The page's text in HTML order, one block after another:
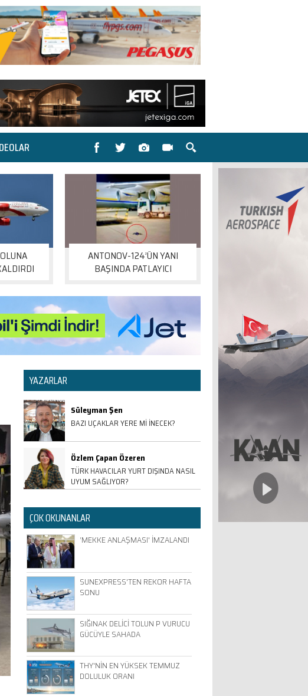
ANTONOV-124’ÜN YANI
BAŞINDA PATLAYICI
YAZARLAR
Süleyman Şen
BAZI UÇAKLAR YERE Mİ İNECEK?
Özlem Çapan Özeren
TÜRK HAVACILAR YURT DIŞINDA NASIL
UYUM SAĞLIYOR?
ÇOK OKUNANLAR
‘MEKKE ANLAŞMASI' İMZALANDI
SUNEXPRESS'TEN REKOR HAFTA
SONU
SIĞINAK DELİCİ TOLUN P VURUCU
GÜCÜYLE SAHADA
THY'NİN EN YÜKSEK TEMMUZ
DOLULUK ORANI